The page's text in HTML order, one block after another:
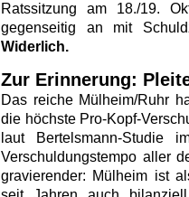
Ratssitzung am 18./19.
gegenseitig an mit
Widerlich.
Zur Erinnerung:
Das reiche Mülheim/Ruhr
die höchste Pro-Kopf-
laut Bertelsmann-Studie
Verschuldungstempo aller
gravierender: Mülheim ist